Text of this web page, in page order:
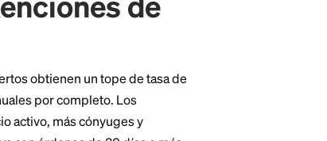
exenciones de